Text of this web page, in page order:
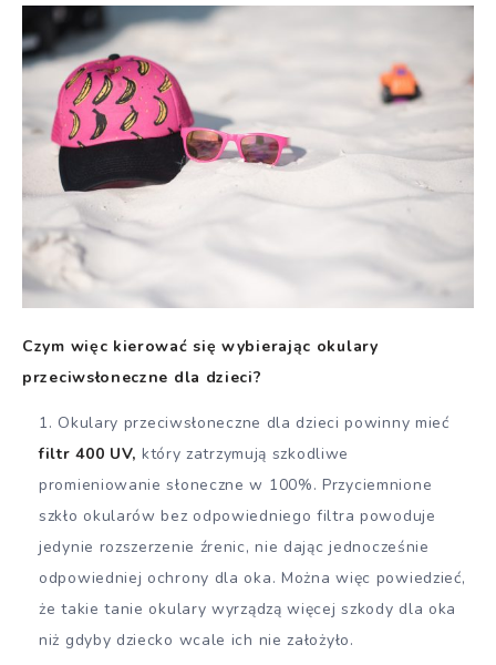
Czym więc kierować się wybierając okulary
przeciwsłoneczne dla dzieci?
Okulary przeciwsłoneczne dla dzieci powinny mieć
filtr 400 UV, który zatrzymują szkodliwe
promieniowanie słoneczne w 100%. Przyciemnione
szkło okularów bez odpowiedniego filtra powoduje
jedynie rozszerzenie źrenic, nie dając jednocześnie
odpowiedniej ochrony dla oka. Można więc powiedzieć,
że takie tanie okulary wyrządzą więcej szkody dla oka
niż gdyby dziecko wcale ich nie założyło.